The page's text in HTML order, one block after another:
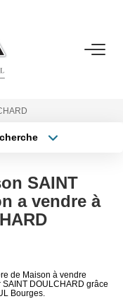
min
SAINT
a vendre à
de Maison à vendre
DOULCHARD grâce
Bourges.